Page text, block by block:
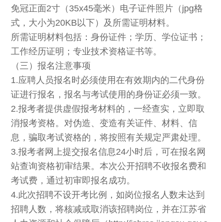
免冠正面2寸（35x45毫米）电子证件照片（jpg格
式，大小为20KB以下）及所需证明材料。
所需证明材料包括：身份证件；学历、学位证书；
工作经历证明；专业技术资格证书等。
（三）报名注意事项
1.应聘人员报名时必须使用在有效期内的二代身份
证进行报名，报名与考试使用的身份证必须一致。
2.报考者提供虚假报考材料的，一经查实，立即取
消报考资格。对伪造、变造有关证件、材料、信
息，骗取考试资格的，将按照有关规定严肃处理。
3.报考者网上提交报名信息24小时后，可在报名网
站查询资格初审结果。本次公开招聘不收报名费和
考试费，通过初审即报名成功。
4.此次招聘不设开考比例，如岗位报名人数未达到
招聘人数，将核减或取消该招聘岗位，并在江苏省